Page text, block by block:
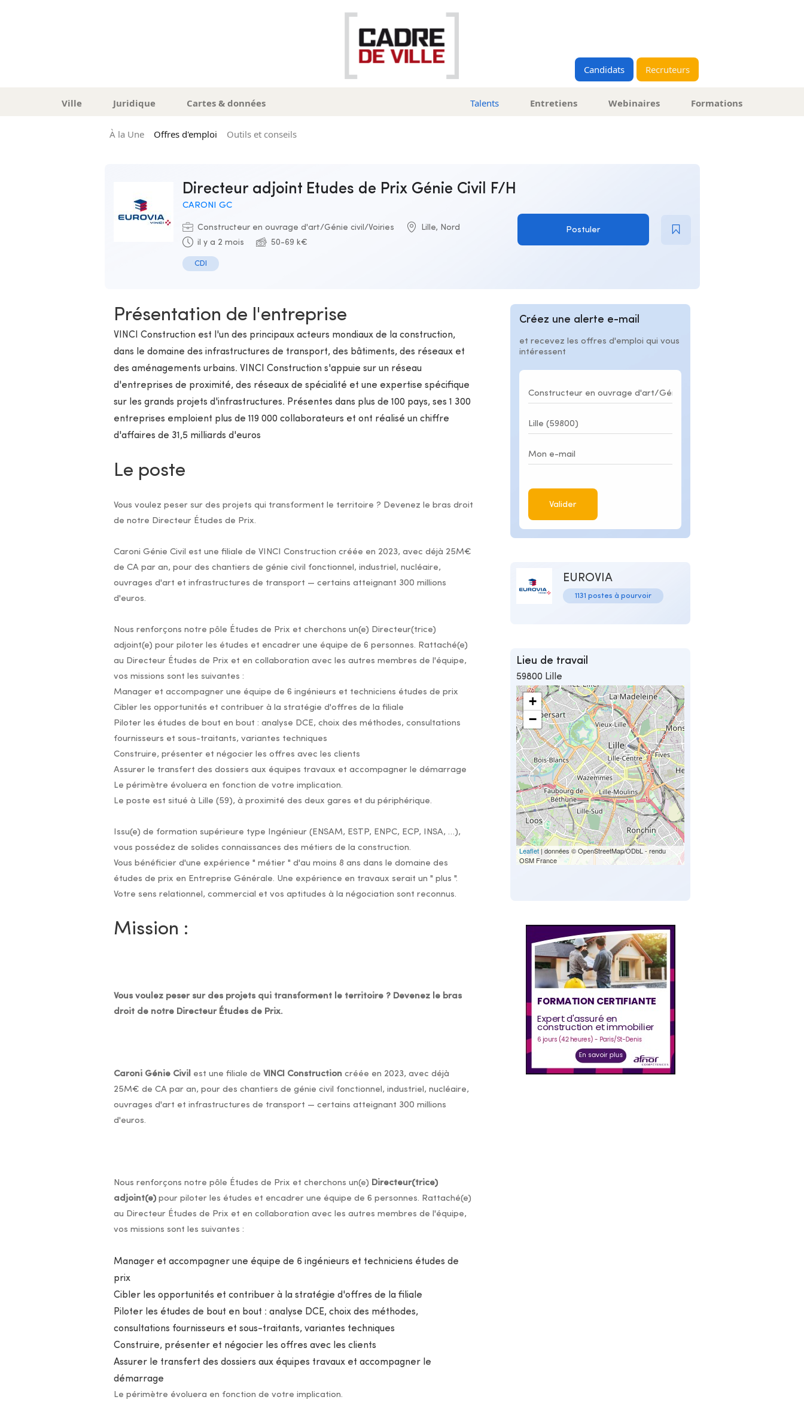
Candidats Recruteurs
Ville Juridique Cartes & données Talents Entretiens Webinaires Formations
À la Une Offres d'emploi Outils et conseils
Directeur adjoint Etudes de Prix Génie Civil F/H
CARONI GC
Constructeur en ouvrage d'art/Génie civil/Voiries
Lille, Nord
il y a 2 mois
50-69 k€
CDI
Postuler
Présentation de l'entreprise
VINCI Construction est l'un des principaux acteurs mondiaux de la construction,
dans le domaine des infrastructures de transport, des bâtiments, des réseaux et
des aménagements urbains. VINCI Construction s'appuie sur un réseau
d'entreprises de proximité, des réseaux de spécialité et une expertise spécifique
sur les grands projets d'infrastructures. Présentes dans plus de 100 pays, ses 1 300
entreprises emploient plus de 119 000 collaborateurs et ont réalisé un chiffre
d'affaires de 31,5 milliards d'euros
Le poste
Vous voulez peser sur des projets qui transforment le territoire ? Devenez le bras droit
de notre Directeur Études de Prix.
Caroni Génie Civil est une filiale de VINCI Construction créée en 2023, avec déjà 25M€
de CA par an, pour des chantiers de génie civil fonctionnel, industriel, nucléaire,
ouvrages d'art et infrastructures de transport — certains atteignant 300 millions
d'euros.
Nous renforçons notre pôle Études de Prix et cherchons un(e) Directeur(trice)
adjoint(e) pour piloter les études et encadrer une équipe de 6 personnes. Rattaché(e)
au Directeur Études de Prix et en collaboration avec les autres membres de l'équipe,
vos missions sont les suivantes :
Manager et accompagner une équipe de 6 ingénieurs et techniciens études de prix
Cibler les opportunités et contribuer à la stratégie d'offres de la filiale
Piloter les études de bout en bout : analyse DCE, choix des méthodes, consultations
fournisseurs et sous-traitants, variantes techniques
Construire, présenter et négocier les offres avec les clients
Assurer le transfert des dossiers aux équipes travaux et accompagner le démarrage
Le périmètre évoluera en fonction de votre implication.
Le poste est situé à Lille (59), à proximité des deux gares et du périphérique.
Issu(e) de formation supérieure type Ingénieur (ENSAM, ESTP, ENPC, ECP, INSA, …),
vous possédez de solides connaissances des métiers de la construction.
Vous bénéficier d'une expérience " métier " d'au moins 8 ans dans le domaine des
études de prix en Entreprise Générale. Une expérience en travaux serait un " plus ".
Votre sens relationnel, commercial et vos aptitudes à la négociation sont reconnus.
Mission :
Vous voulez peser sur des projets qui transforment le territoire ? Devenez le bras
droit de notre Directeur Études de Prix.
Caroni Génie Civilest une filiale de VINCI Constructioncréée en 2023, avec déjà
25M€ de CA par an, pour des chantiers de génie civil fonctionnel, industriel, nucléaire,
ouvrages d'art et infrastructures de transport — certains atteignant 300 millions
d'euros.
Nous renforçons notre pôle Études de Prix et cherchons un(e) Directeur(trice)
adjoint(e)pour piloter les études et encadrer une équipe de 6 personnes. Rattaché(e)
au Directeur Études de Prix et en collaboration avec les autres membres de l'équipe,
vos missions sont les suivantes :
Manager et accompagner une équipe de 6 ingénieurs et techniciens études de
prix
Cibler les opportunités et contribuer à la stratégie d'offres de la filiale
Piloter les études de bout en bout : analyse DCE, choix des méthodes,
consultations fournisseurs et sous-traitants, variantes techniques
Construire, présenter et négocier les offres avec les clients
Assurer le transfert des dossiers aux équipes travaux et accompagner le
démarrage
Le périmètre évoluera en fonction de votre implication.
Créez une alerte e-mail
et recevez les offres d'emploi qui vous
intéressent
Valider
EUROVIA
1131 postes à pourvoir
Lieu de travail
59800 Lille
+
−
Leaflet| données © OpenStreetMap/ODbL - rendu
OSM France